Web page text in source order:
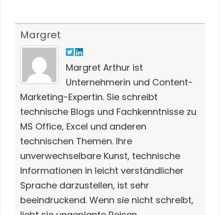
Margret
Margret Arthur ist
Unternehmerin und Content-
Marketing-Expertin. Sie schreibt
technische Blogs und Fachkenntnisse zu
MS Office, Excel und anderen
technischen Themen. Ihre
unverwechselbare Kunst, technische
Informationen in leicht verständlicher
Sprache darzustellen, ist sehr
beeindruckend. Wenn sie nicht schreibt,